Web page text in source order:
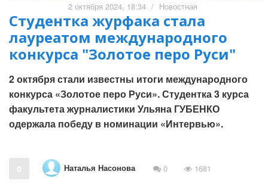
2 октября 2024, 18:34 / Новостная
Студентка журфака стала
лауреатом международного
конкурса "Золотое перо Руси"
2 октября стали известны итоги международного
конкурса «Золотое перо Руси». Студентка 3 курса
факультета журналистики Ульяна ГУБЕНКО
одержала победу в номинации «Интервью».
0 Наталья Насонова 0 1681